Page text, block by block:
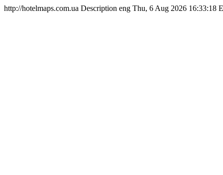
http://hotelmaps.com.ua Description eng Thu, 6 Aug 2026 16:33:18